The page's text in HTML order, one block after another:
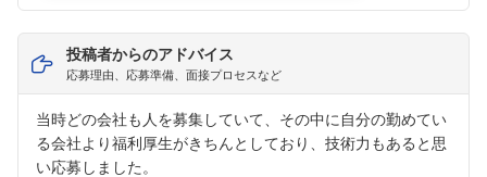
投稿者からのアドバイス
応募理由、応募準備、面接プロセスなど
当時どの会社も人を募集していて、その中に自分の勤めてい
る会社より福利厚生がきちんとしており、技術力もあると思
い応募しました。